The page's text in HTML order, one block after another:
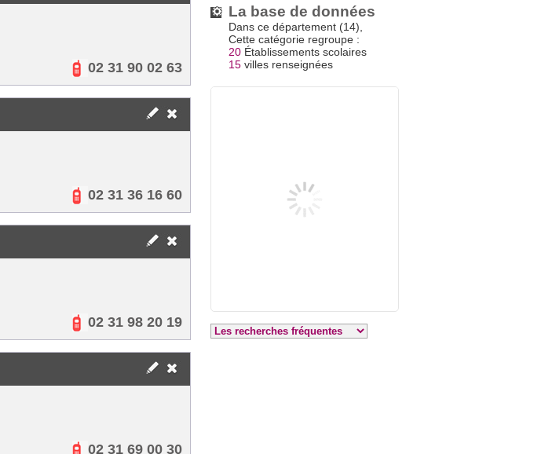
02 31 90 02 63
02 31 36 16 60
02 31 98 20 19
02 31 69 00 30
La base de données
Dans ce département (14),
Cette catégorie regroupe :
20 Établissements scolaires
15 villes renseignées